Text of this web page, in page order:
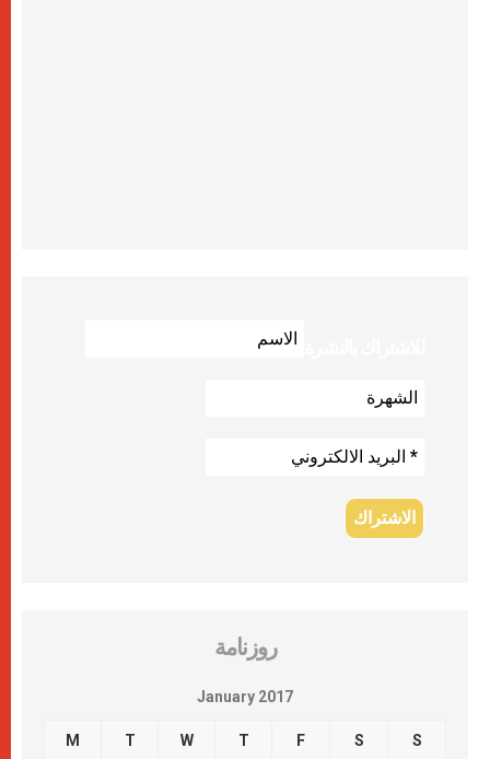
روزنامة
January 2017
M T W T F S S